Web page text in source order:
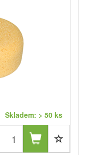
Skladem: > 50 ks